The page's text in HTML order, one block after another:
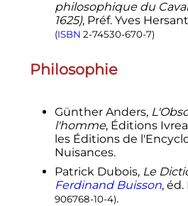
philosophique du
1625), Préf. Yves
(ISBN 2-74530-670-7)
Philosophie
Günther Anders,
l'homme, Éditions
les Éditions de
Nuisances.
Patrick Dubois, Le
Ferdinand Buisson, éd.
906768-10-4).